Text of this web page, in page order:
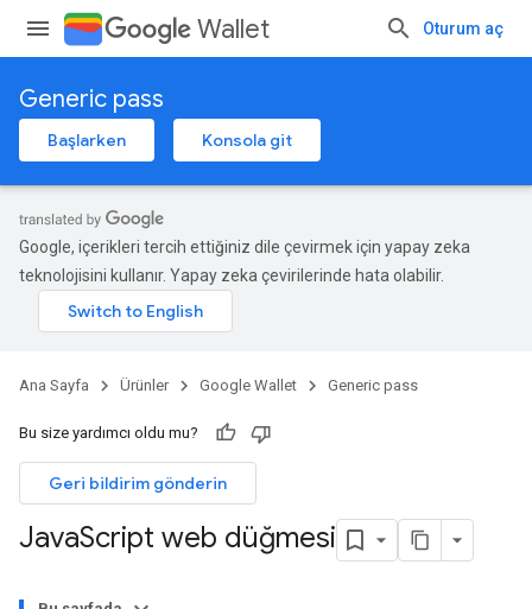
Wallet Oturum aç
Generic pass
Başlarken Konsola git
Google, içerikleri tercih ettiğiniz dile çevirmek için yapay zeka
teknolojisini kullanır. Yapay zeka çevirilerinde hata olabilir.
Ana Sayfa Ürünler Google Wallet Generic pass
Bu size yardımcı oldu mu?
Geri bildirim gönderin
JavaScript web düğmesi